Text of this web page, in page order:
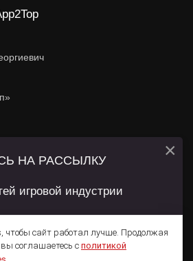
активная ссылка на
cookie, данные геолокации
вПолитике конфиденциальностии
.
чтобы сайт работал лучше. Продолжая
соглашаетесь с политикой
НА РАССЫЛКУ
игровой индустрии
×